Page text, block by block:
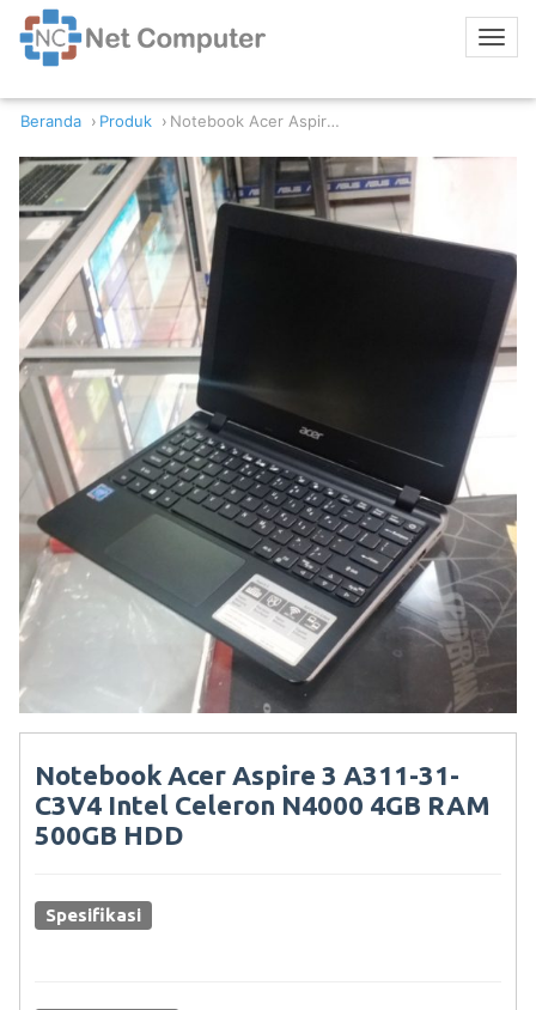
Beranda Produk Notebook Acer Aspire 3 A311-31-C3V4 Intel Celeron N4000 4GB RAM 500GB HDD
Notebook Acer Aspire 3 A311-31-
C3V4 Intel Celeron N4000 4GB RAM
500GB HDD
Spesifikasi